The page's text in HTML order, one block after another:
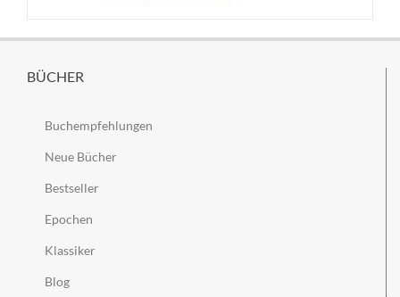
BÜCHER
Buchempfehlungen
Neue Bücher
Bestseller
Epochen
Klassiker
Blog